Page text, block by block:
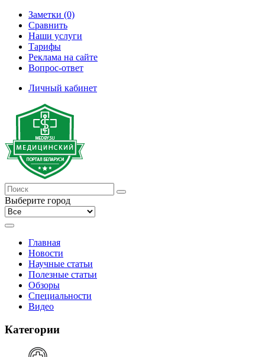
Заметки (0)
Сравнить
Наши услуги
Тарифы
Реклама на сайте
Вопрос-ответ
Личный кабинет
Выберите город
Главная
Новости
Научные статьи
Полезные статьи
Обзоры
Специальности
Видео
Категории